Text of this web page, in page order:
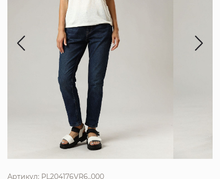
Артикул: PL204176VR6..000